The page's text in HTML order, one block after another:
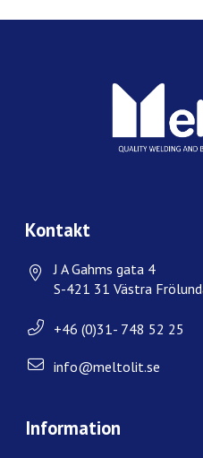
Kontakt
J A Gahms gata 4
S-421 31 Västra
+46 (0)31- 748 52 25
info@meltolit.se
Information